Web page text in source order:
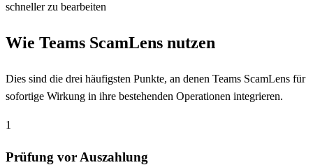
schneller zu bearbeiten
Wie Teams ScamLens nutzen
Dies sind die drei häufigsten Punkte, an denen Teams ScamLens für
sofortige Wirkung in ihre bestehenden Operationen integrieren.
1
Prüfung vor Auszahlung